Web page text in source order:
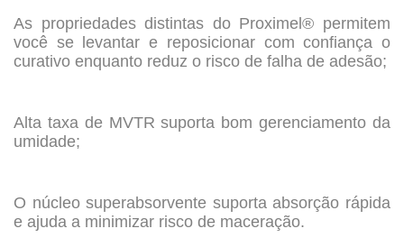
As propriedades distintas do Proximel® permitem
você se levantar e reposicionar com confiança o
curativo enquanto reduz o risco de falha de adesão;
Alta taxa de MVTR suporta bom gerenciamento da
umidade;
O núcleo superabsorvente suporta absorção rápida
e ajuda a minimizar risco de maceração.